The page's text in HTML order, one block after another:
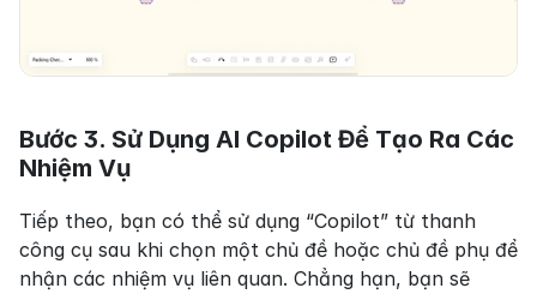
Bước 3. Sử Dụng AI Copilot Để Tạo Ra Các
Nhiệm Vụ
Tiếp theo, bạn có thể sử dụng “Copilot” từ thanh
công cụ sau khi chọn một chủ đề hoặc chủ đề phụ để
nhận các nhiệm vụ liên quan. Chẳng hạn, bạn sẽ